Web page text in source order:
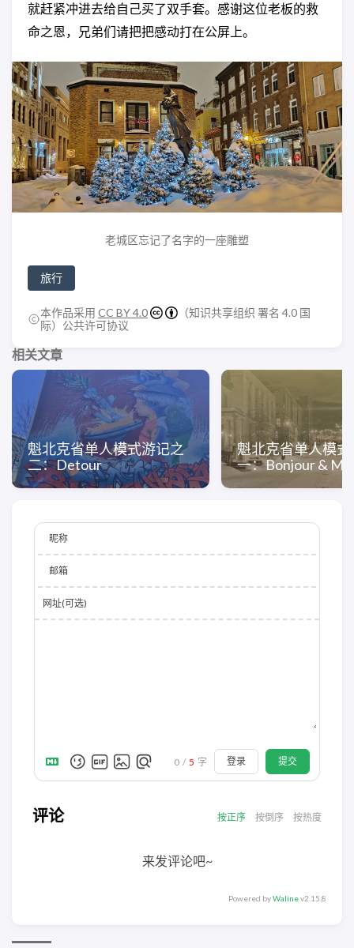
就赶紧冲进去给自己买了双手套。感谢这位老板的救
命之恩，兄弟们请把把感动打在公屏上。
老城区忘记了名字的一座雕塑
旅行
本作品采用 CC BY 4.0
（知识共享组织 署名 4.0 国
际）公共许可协议
相关文章
魁北克省单人模式游记之
二：Detour
魁北克省单人模
一：Bonjour &
昵称
邮箱
网址(可选)
0 / 5 字 登录 提交
评论 按正序 按倒序 按热度
来发评论吧~
Powered byWalinev2.15.8